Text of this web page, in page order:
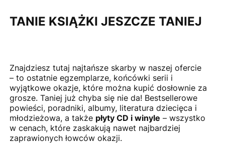
TANIE KSIĄŻKI JESZCZE TANIEJ
Znajdziesz tutaj najtańsze skarby w naszej ofercie
– to ostatnie egzemplarze, końcówki serii i
wyjątkowe okazje, które można kupić dosłownie za
grosze. Taniej już chyba się nie da! Bestsellerowe
powieści, poradniki, albumy, literatura dziecięca i
młodzieżowa, a także płyty CD i winyle – wszystko
w cenach, które zaskakują nawet najbardziej
zaprawionych łowców okazji.